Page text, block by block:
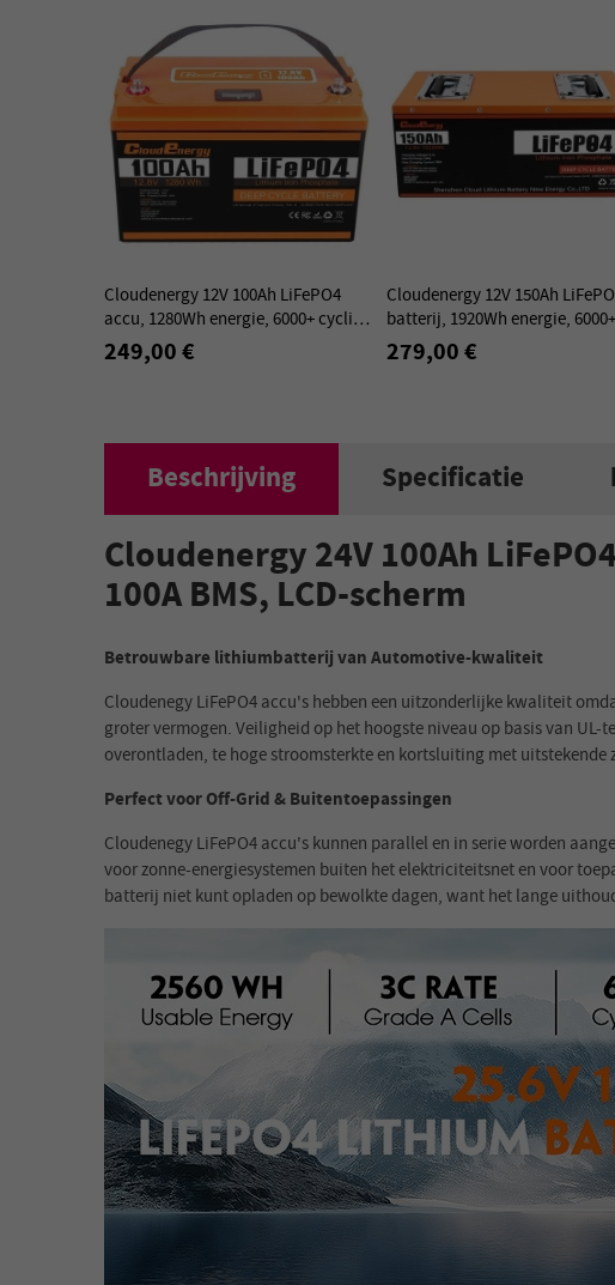
Cloudenergy 12V 100Ah LiFePO4
accu, 1280Wh energie, 6000+ cycli,
ingebouwd 100A BMS,
ondersteuning serie/parallel
249,00 €
Cloudenergy 12V 150Ah
batterij, 1920Wh energie, 6000+
cycli, ingebouwd 100A BMS
279,00 €
Beschrijving Specificatie
Cloudenergy 24V 100Ah
100A BMS, LCD-scherm
Betrouwbare lithiumbatterij van Automotive-kwaliteit
Cloudenegy LiFePO4 accu's hebben een uitzonderlijke kwaliteit
groter vermogen. Veiligheid op het hoogste niveau op basis van
overontladen, te hoge stroomsterkte en kortsluiting met
Perfect voor Off-Grid & Buitentoepassingen
Cloudenegy LiFePO4 accu's kunnen parallel en in serie worden
voor zonne-energiesystemen buiten het elektriciteitsnet en voor
batterij niet kunt opladen op bewolkte dagen, want het lange